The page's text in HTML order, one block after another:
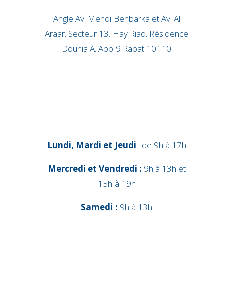
Angle Av. Mehdi Benbarka et Av. Al
Araar. Secteur 13. Hay Riad. Résidence
Dounia A. App 9 Rabat 10110
Lundi, Mardi et Jeudi : de 9h à 17h
Mercredi et Vendredi : 9h à 13h et
15h à 19h
Samedi : 9h à 13h